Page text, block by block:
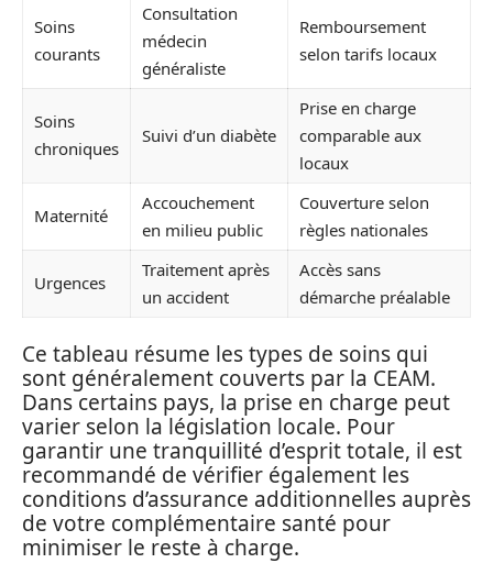
Soins
courants
Consultation
médecin
généraliste
Remboursement
selon tarifs locaux
Soins
chroniques
Suivi d’un diabète
Prise en charge
comparable aux
locaux
Maternité
Accouchement
en milieu public
Couverture selon
règles nationales
Urgences
Traitement après
un accident
Accès sans
démarche préalable
Ce tableau résume les types de soins qui
sont généralement couverts par la CEAM.
Dans certains pays, la prise en charge peut
varier selon la législation locale. Pour
garantir une tranquillité d’esprit totale, il est
recommandé de vérifier également les
conditions d’assurance additionnelles auprès
de votre complémentaire santé pour
minimiser le reste à charge.